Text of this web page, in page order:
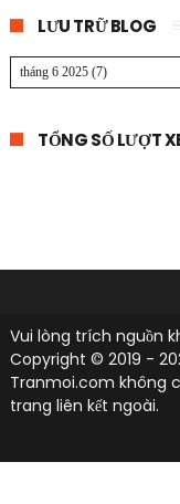
LƯU TRỮ BLOG
TỔNG SỐ LƯỢT
Vui lòng trích nguồn
Copyright © 2019 -
Tranmoi.com không
trang liên kết ngoài.